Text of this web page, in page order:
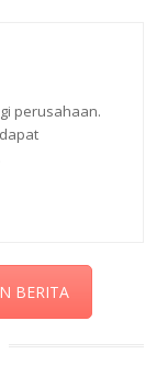
perusahaan.
BERITA